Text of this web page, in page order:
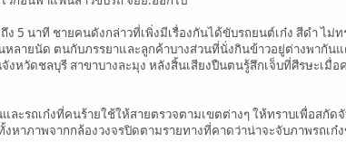
5 นาที ชายคนดังกล่าวที่เพิ่งมีเรื่องกันได้ขับรถยนต์เก๋ง สีดำ ไ
หลายนัด ตนกับภรรยาและลูกค้าบางส่วนที่นั่งกินข้าวอยู่ต่างพากั
หวัดชลบุรี สาขาบางละมุง หลังสิ้นเสียงปืนตนรู้สึกเจ็บที่ศีรษะเมื่
ะรถเก๋งที่คนร้ายใช้ให้สายตรวจตามเขตต่างๆ ให้ทราบเพื่อสกั
หาภาพจากกล้องวงจรปิดตามรายทางที่คาดว่าน่าจะจับภาพรถเ